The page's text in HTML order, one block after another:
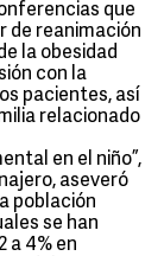
que
de reanimación
la obesidad
con la
pacientes, así
relacionado
en el niño”,
aseveró
población
se han
a 4% en